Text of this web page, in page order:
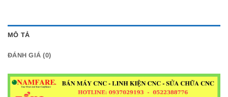
MÔ TẢ
ĐÁNH GIÁ (0)